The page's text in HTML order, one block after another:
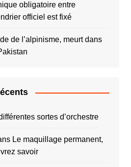
obligatoire entre
officiel est fixé
de l’alpinisme, meurt dans
sortes d’orchestre
Le maquillage permanent,
savoir